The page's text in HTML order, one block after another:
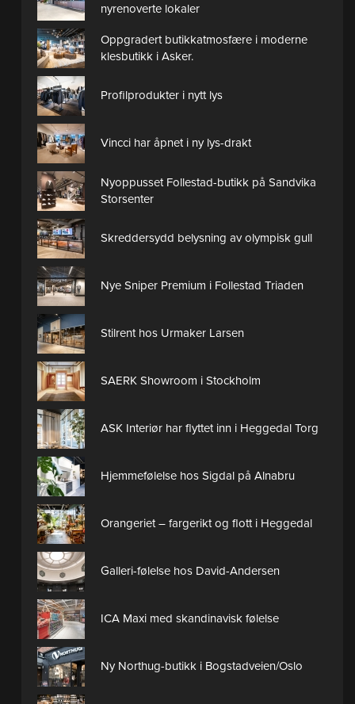
nyrenoverte lokaler
Oppgradert butikkatmosfære i moderne
klesbutikk i Asker.
Profilprodukter i nytt lys
Vincci har åpnet i ny lys-drakt
Nyoppusset Follestad-butikk på Sandvika
Storsenter
Skreddersydd belysning av olympisk gull
Nye Sniper Premium i Follestad Triaden
Stilrent hos Urmaker Larsen
SAERK Showroom i Stockholm
ASK Interiør har flyttet inn i Heggedal Torg
Hjemmefølelse hos Sigdal på Alnabru
Orangeriet – fargerikt og flott i Heggedal
Galleri-følelse hos David-Andersen
ICA Maxi med skandinavisk følelse
Ny Northug-butikk i Bogstadveien/Oslo